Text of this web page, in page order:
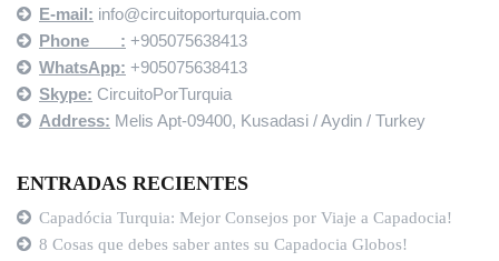
E-mail: info@circuitoporturquia.com
Phone : +905075638413
WhatsApp: +905075638413
Skype: CircuitoPorTurquia
Address: Melis Apt-09400, Kusadasi / Aydin / Turkey
ENTRADAS RECIENTES
Capadócia Turquia: Mejor Consejos por Viaje a Capadocia!
8 Cosas que debes saber antes su Capadocia Globos!